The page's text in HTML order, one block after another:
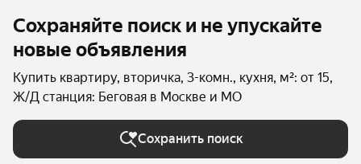
Сохраняйте поиск и не упускайте
новые объявления
Купить квартиру, вторичка, 3-комн., кухня, м²: от 15,
Ж/Д станция: Беговая в Москве и МО
Сохранить поиск